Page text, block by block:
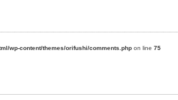
wp-content/themes/orifushi/comments.php on line 75